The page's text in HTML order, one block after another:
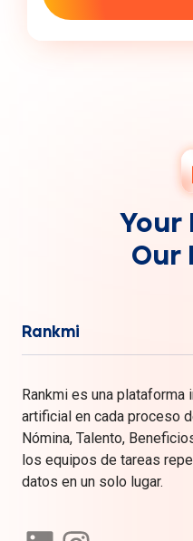
Your
Our
Rankmi
Rankmi es una
artificial en cada proceso
Nómina, Talento,
los equipos de tareas
datos en un solo lugar.